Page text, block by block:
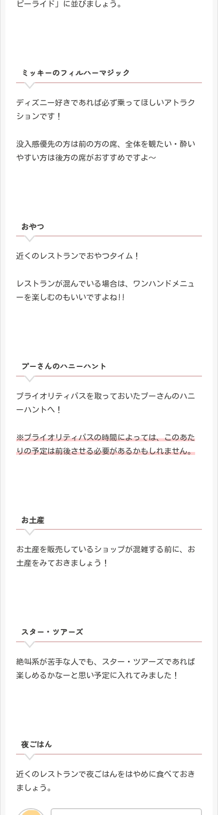
ピーライド」に並びましょう。
ミッキーのフィルハーマジック
ディズニー好きであれば必ず乗ってほしいアトラク
ションです！
没入感優先の方は前の方の席、全体を観たい・酔い
やすい方は後方の席がおすすめですよ～
おやつ
近くのレストランでおやつタイム！
レストランが混んでいる場合は、ワンハンドメニュ
ーを楽しむのもいいですよね!!
プーさんのハニーハント
プライオリティパスを取っておいたプーさんのハニ
ーハントへ！
※プライオリティパスの時間によっては、このあた
りの予定は前後させる必要があるかもしれません。
お土産
お土産を販売しているショップが混雑する前に、お
土産をみておきましょう！
スター・ツアーズ
絶叫系が苦手な人でも、スター・ツアーズであれば
楽しめるかなーと思い予定に入れてみました！
夜ごはん
近くのレストランで夜ごはんをはやめに食べておき
ましょう。